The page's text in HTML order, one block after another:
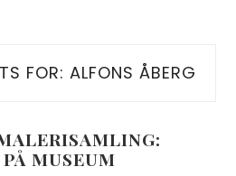
FOR: ALFONS ÅBERG
MUSEUM